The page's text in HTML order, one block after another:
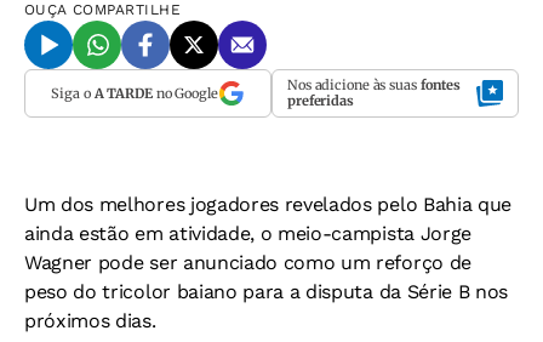
OUÇA COMPARTILHE
Siga o A TARDEno Google Nos adicione às suas fontes
preferidas
Um dos melhores jogadores revelados pelo Bahia que
ainda estão em atividade, o meio-campista Jorge
Wagner pode ser anunciado como um reforço de
peso do tricolor baiano para a disputa da Série B nos
próximos dias.